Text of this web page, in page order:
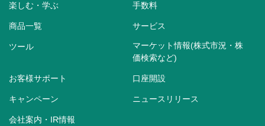
楽しむ・学ぶ 手数料
商品一覧 サービス
ツール
マーケット情報(株式市況・株
価検索など)
お客様サポート 口座開設
キャンペーン ニュースリリース
会社案内・IR情報